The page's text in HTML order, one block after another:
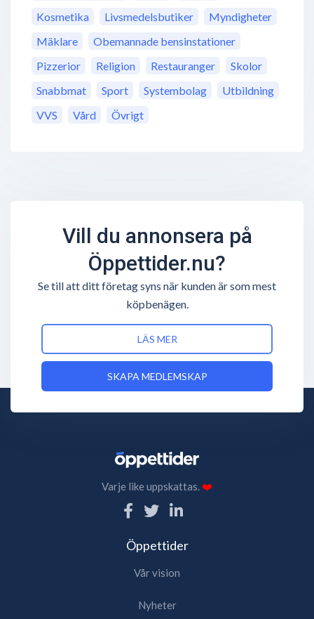
Kosmetika
Livsmedelsbutiker
Myndigheter
Mäklare
Obemannade bensinstationer
Pizzerior
Religion Restauranger
Skolor
Snabbmat
Sport Systembolag
Utbildning
VVS
Vård Övrigt
Vill du annonsera på
Öppettider.nu?
Se till att ditt företag syns när kunden är som mest
köpbenägen.
LÄS MER
SKAPA MEDLEMSKAP
Varje like uppskattas.❤️
Öppettider
Vår vision
Nyheter